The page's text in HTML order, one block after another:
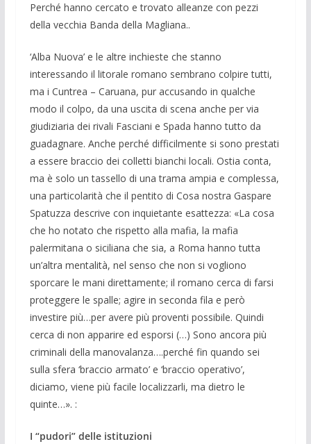
Perché hanno cercato e trovato alleanze con pezzi
della vecchia Banda della Magliana..
‘Alba Nuova’ e le altre inchieste che stanno
interessando il litorale romano sembrano colpire tutti,
ma i Cuntrea – Caruana, pur accusando in qualche
modo il colpo, da una uscita di scena anche per via
giudiziaria dei rivali Fasciani e Spada hanno tutto da
guadagnare. Anche perché difficilmente si sono prestati
a essere braccio dei colletti bianchi locali. Ostia conta,
ma è solo un tassello di una trama ampia e complessa,
una particolarità che il pentito di Cosa nostra Gaspare
Spatuzza descrive con inquietante esattezza: «La cosa
che ho notato che rispetto alla mafia, la mafia
palermitana o siciliana che sia, a Roma hanno tutta
un’altra mentalità, nel senso che non si vogliono
sporcare le mani direttamente; il romano cerca di farsi
proteggere le spalle; agire in seconda fila e però
investire più…per avere più proventi possibile. Quindi
cerca di non apparire ed esporsi (…) Sono ancora più
criminali della manovalanza….perché fin quando sei
sulla sfera ‘braccio armato’ e ‘braccio operativo’,
diciamo, viene più facile localizzarli, ma dietro le
quinte…». :
I “pudori” delle istituzioni